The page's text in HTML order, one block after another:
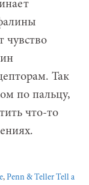
чувство
Так
по пальцу,
что-то
, Penn & Teller Tell a